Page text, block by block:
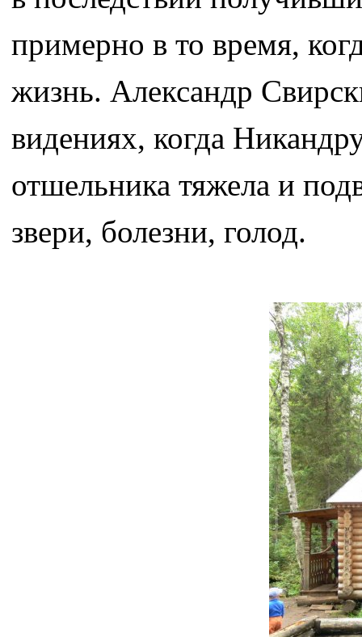
примерно в то время,
жизнь. Александр
видениях, когда
отшельника тяжела и
звери, болезни, голод.